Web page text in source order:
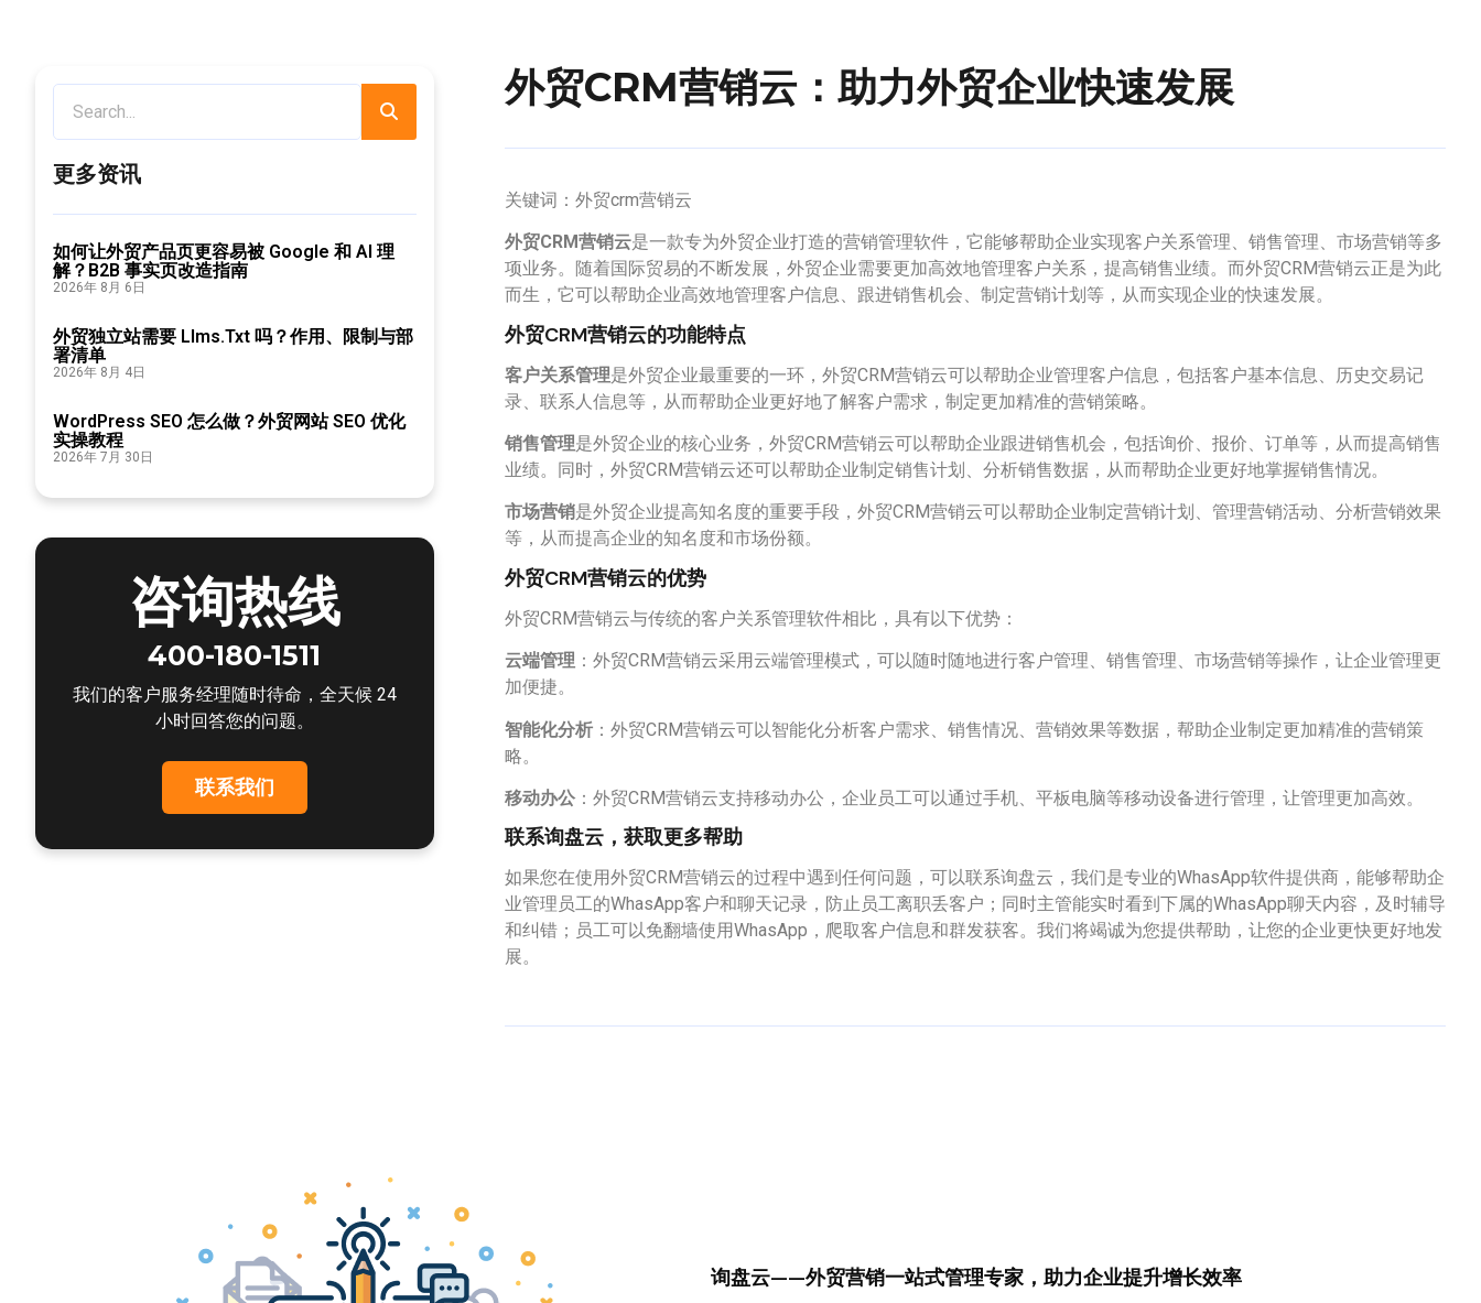
更多资讯
如何让外贸产品页更容易被 Google 和 AI 理
解？B2B 事实页改造指南
2026年 8月 6日
外贸独立站需要 Llms.txt 吗？作用、限制与部
署清单
2026年 8月 4日
WordPress SEO 怎么做？外贸网站 SEO 优化
实操教程
2026年 7月 30日
咨询热线
400-180-1511
我们的客户服务经理随时待命，全天候 24
小时回答您的问题。
联系我们
外贸CRM营销云：助力外贸企业快速发展
关键词：外贸crm营销云
外贸CRM营销云是一款专为外贸企业打造的营销管理软件，它能够帮助企业实现客户关系管理、销售管理、市场营销等多
项业务。随着国际贸易的不断发展，外贸企业需要更加高效地管理客户关系，提高销售业绩。而外贸CRM营销云正是为此
而生，它可以帮助企业高效地管理客户信息、跟进销售机会、制定营销计划等，从而实现企业的快速发展。
外贸CRM营销云的功能特点
客户关系管理是外贸企业最重要的一环，外贸CRM营销云可以帮助企业管理客户信息，包括客户基本信息、历史交易记
录、联系人信息等，从而帮助企业更好地了解客户需求，制定更加精准的营销策略。
销售管理是外贸企业的核心业务，外贸CRM营销云可以帮助企业跟进销售机会，包括询价、报价、订单等，从而提高销售
业绩。同时，外贸CRM营销云还可以帮助企业制定销售计划、分析销售数据，从而帮助企业更好地掌握销售情况。
市场营销是外贸企业提高知名度的重要手段，外贸CRM营销云可以帮助企业制定营销计划、管理营销活动、分析营销效果
等，从而提高企业的知名度和市场份额。
外贸CRM营销云的优势
外贸CRM营销云与传统的客户关系管理软件相比，具有以下优势：
云端管理 ：外贸CRM营销云采用云端管理模式，可以随时随地进行客户管理、销售管理、市场营销等操作，让企业管理更
加便捷。
智能化分析：外贸CRM营销云可以智能化分析客户需求、销售情况、营销效果等数据，帮助企业制定更加精准的营销策
略。
移动办公：外贸CRM营销云支持移动办公，企业员工可以通过手机、平板电脑等移动设备进行管理，让管理更加高效。
联系询盘云，获取更多帮助
如果您在使用外贸CRM营销云的过程中遇到任何问题，可以联系询盘云，我们是专业的WhasApp软件提供商，能够帮助企
业管理员工的WhasApp客户和聊天记录，防止员工离职丢客户；同时主管能实时看到下属的WhasApp聊天内容，及时辅导
和纠错；员工可以免翻墙使用WhasApp，爬取客户信息和群发获客。我们将竭诚为您提供帮助，让您的企业更快更好地发
展。
询盘云——外贸营销一站式管理专家，助力企业提升增长效率